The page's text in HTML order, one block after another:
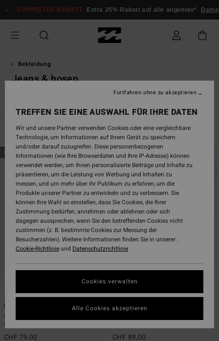
zur
Auswahl
springen
DOPPELTER RABATT Extra 25% Rabatt auf alle angebote* Damen
Bekleidung
Jeans & hosen
Filtern & Sortieren 28Ergebnisse
Direkt
zu
Filterkriterien
springen
Überspringen
und
filtern
BRANDNEU
Larry Cord
Männer Grün Cordhose mit
elastischem Bund
CHF 79,00
BRANDNEU
73 Denim
CHF 89,00
TREFFEN SIE EINE AUSWAHL FÜR IHRE DATEN
Wir und unsere Partner verwenden Cookies oder eine vergleichbare
Technologie, um Informationen auf Ihrem Gerät zu speichern
und/oder darauf zuzugreifen. Diese personenbezogenen
Informationen (wie Ihre Browserdaten und Ihre IP-Adresse) können
verwendet werden, um Ihnen personalisierte Beiträge und Inhalte zu
präsentieren, um die Leistung von Werbung und Inhalten zu
messen, und um mehr über ihr Publikum zu erfahren, um die
Produkte unserer Partner zu entwickeln und zu verbessern. Sie
können Ihre Wahl so einstellen, dass Sie Cookies, die Ihrer
Zustimmung bedürfen, annehmen oder ablehnen oder sich
dagegen aussprechen, wenn Sie den betreffenden Cookies nicht
zustimmen (z. B. bestimmte Cookies zur Messung der
Besucherzahlen). Weitere Informationen finden Sie in unserer :
Cookie-Richtlinieund Datenschutzrichtlinie
Cookies verwalten
Fortfahren ohne zu akzeptieren
Alle Cookies akzeptieren